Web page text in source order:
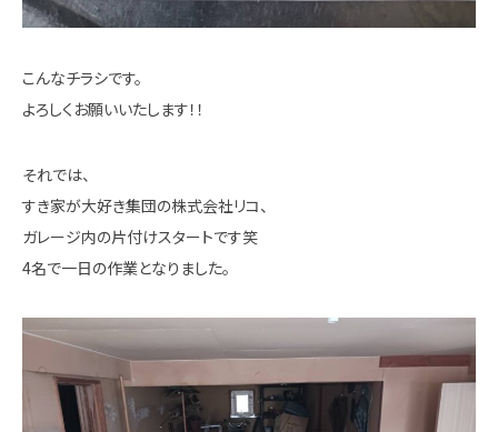
こんなチラシです。
よろしくお願いいたします！！
それでは、
すき家が大好き集団の株式会社リコ、
ガレージ内の片付けスタートです笑
4名で一日の作業となりました。